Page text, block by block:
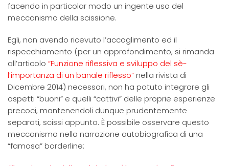
facendo in particolar modo un ingente uso del
meccanismo della scissione.
Egli, non avendo ricevuto l’accoglimento ed il
rispecchiamento (per un approfondimento, si rimanda
all’articolo “Funzione riflessiva e sviluppo del sè-
l’importanza di un banale riflesso”nella rivista di
Dicembre 2014) necessari, non ha potuto integrare gli
aspetti “buoni” e quelli “cattivi” delle proprie esperienze
precoci, mantenendoli dunque prudentemente
separati, scissi appunto. È possibile osservare questo
meccanismo nella narrazione autobiografica di una
“famosa” borderline: